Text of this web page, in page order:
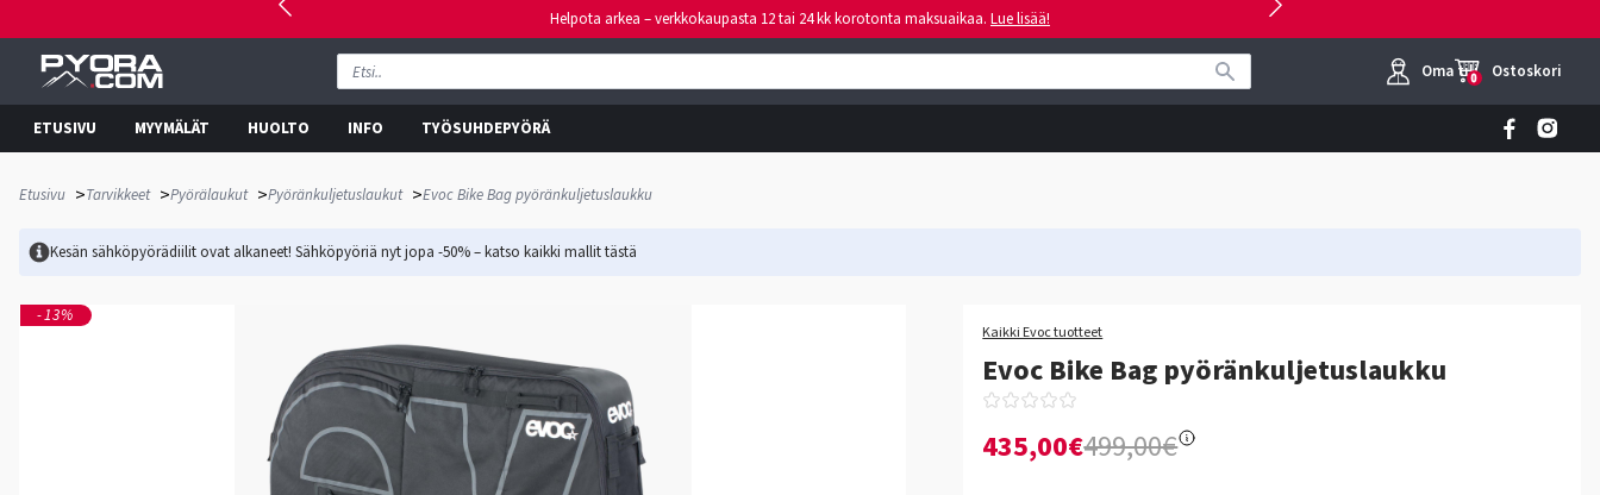
Helpota arkea – verkkokaupasta 12 tai 24 kk korotonta maksuaikaa. Lue lisää!
Oma tili
0 Ostoskori
ETUSIVU MYYMÄLÄT HUOLTO INFO TYÖSUHDEPYÖRÄ
Etusivu >Tarvikkeet >Pyörälaukut >Pyöränkuljetuslaukut >Evoc Bike Bag pyöränkuljetuslaukku
Kesän sähköpyörädiilit ovat alkaneet! Sähköpyöriä nyt jopa -50% – katso kaikki mallittästä
-13%
Kaikki Evoc tuotteet
Evoc Bike Bag pyöränkuljetuslaukku
435,00€499,00€